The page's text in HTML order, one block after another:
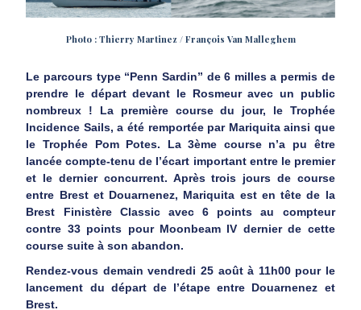
Photo : Thierry Martinez / François Van Malleghem
Le parcours type “Penn Sardin” de 6 milles a permis de
prendre le départ devant le Rosmeur avec un public
nombreux ! La première course du jour, le Trophée
Incidence Sails, a été remportée par Mariquita ainsi que
le Trophée Pom Potes. La 3ème course n’a pu être
lancée compte-tenu de l’écart important entre le premier
et le dernier concurrent. Après trois jours de course
entre Brest et Douarnenez, Mariquita est en tête de la
Brest Finistère Classic avec 6 points au compteur
contre 33 points pour Moonbeam IV dernier de cette
course suite à son abandon.
Rendez-vous demain vendredi 25 août à 11h00 pour le
lancement du départ de l’étape entre Douarnenez et
Brest.